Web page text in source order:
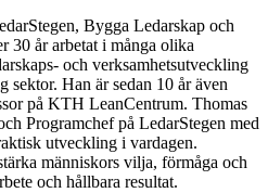
Bygga Ledarskap och
30 år arbetat i många olika
och verksamhetsutveckling
Han är sedan 10 år även
på KTH LeanCentrum. Thomas
Programchef på LedarStegen med
utveckling i vardagen.
människors vilja, förmåga och
och hållbara resultat.